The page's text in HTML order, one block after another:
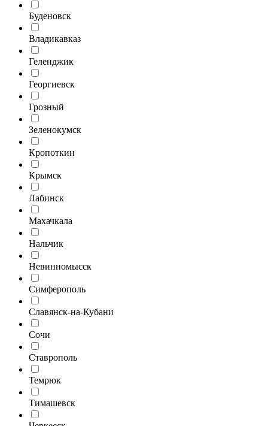
Буденовск
Владикавказ
Геленджик
Георгиевск
Грозный
Зеленокумск
Кропоткин
Крымск
Лабинск
Махачкала
Нальчик
Невинномысск
Симферополь
Славянск-на-Кубани
Сочи
Ставрополь
Темрюк
Тимашевск